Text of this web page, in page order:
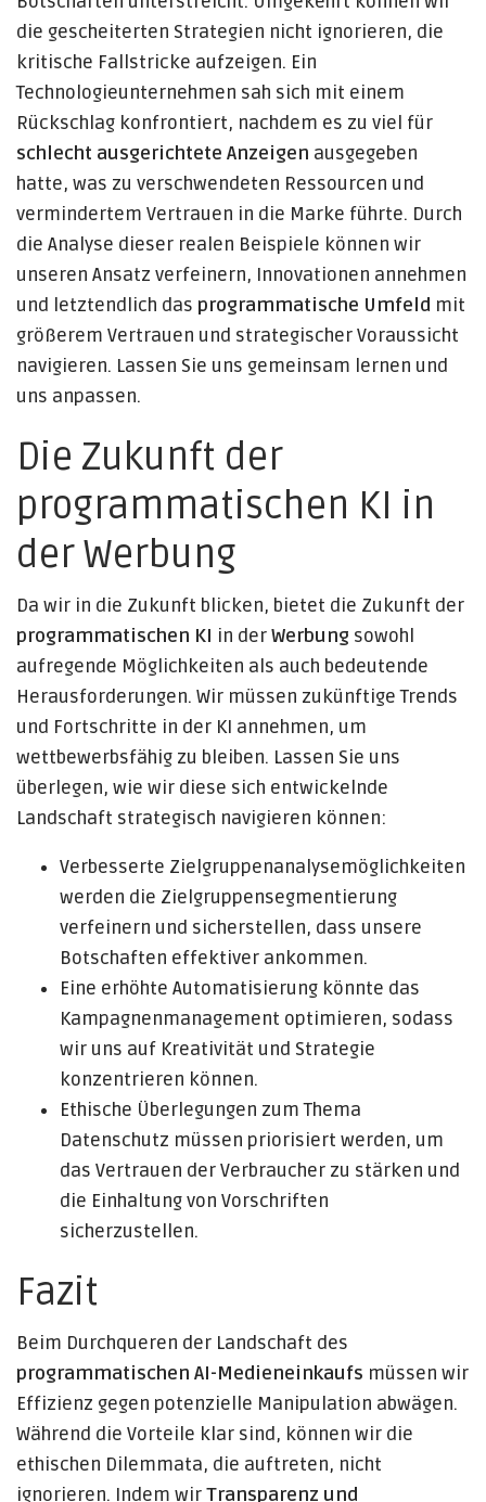
die gescheiterten Strategien nicht ignorieren, die
kritische Fallstricke aufzeigen. Ein
Technologieunternehmen sah sich mit einem
Rückschlag konfrontiert, nachdem es zu viel für
schlecht ausgerichtete Anzeigen ausgegeben
hatte, was zu verschwendeten Ressourcen und
vermindertem Vertrauen in die Marke führte. Durch
die Analyse dieser realen Beispiele können wir
unseren Ansatz verfeinern, Innovationen annehmen
und letztendlich das programmatische Umfeld mit
größerem Vertrauen und strategischer Voraussicht
navigieren. Lassen Sie uns gemeinsam lernen und
uns anpassen.
Die Zukunft der
programmatischen KI in
der Werbung
Da wir in die Zukunft blicken, bietet die Zukunft der
programmatischen KI in derWerbung sowohl
aufregende Möglichkeiten als auch bedeutende
Herausforderungen. Wir müssen zukünftige Trends
und Fortschritte in der KI annehmen, um
wettbewerbsfähig zu bleiben. Lassen Sie uns
überlegen, wie wir diese sich entwickelnde
Landschaft strategisch navigieren können:
Verbesserte Zielgruppenanalysemöglichkeiten
werden die Zielgruppensegmentierung
verfeinern und sicherstellen, dass unsere
Botschaften effektiver ankommen.
Eine erhöhte Automatisierung könnte das
Kampagnenmanagement optimieren, sodass
wir uns auf Kreativität und Strategie
konzentrieren können.
Ethische Überlegungen zum Thema
Datenschutz müssen priorisiert werden, um
das Vertrauen der Verbraucher zu stärken und
die Einhaltung von Vorschriften
sicherzustellen.
Fazit
Beim Durchqueren der Landschaft des
programmatischen AI-Medieneinkaufs müssen wir
Effizienz gegen potenzielle Manipulation abwägen.
Während die Vorteile klar sind, können wir die
ethischen Dilemmata, die auftreten, nicht
ignorieren. Indem wirTransparenz und